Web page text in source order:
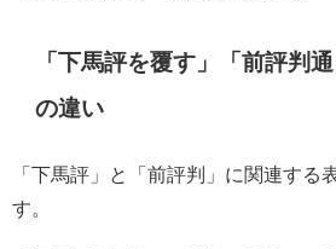
「下馬評を覆す」「前評判
の違い
「下馬評」と「前評判」に関連する
す。